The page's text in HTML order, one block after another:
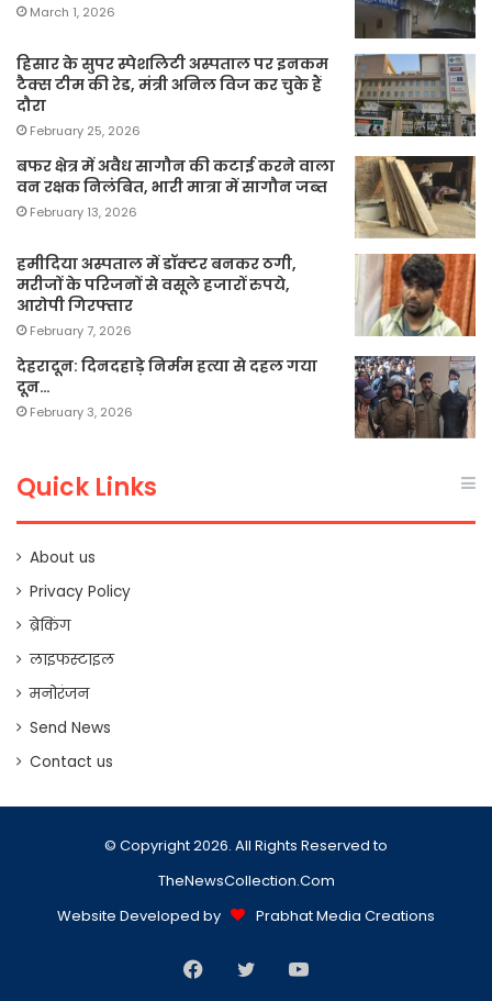
March 1, 2026
हिसार के सुपर स्पेशलिटी अस्पताल पर इनकम
टैक्स टीम की रेड, मंत्री अनिल विज कर चुके हैं
दौरा
February 25, 2026
बफर क्षेत्र में अवैध सागौन की कटाई करने वाला
वन रक्षक निलंबित, भारी मात्रा में सागौन जब्त
February 13, 2026
हमीदिया अस्पताल में डॉक्टर बनकर ठगी,
मरीजों के परिजनों से वसूले हजारों रुपये,
आरोपी गिरफ्तार
February 7, 2026
देहरादून: दिनदहाड़े निर्मम हत्या से दहल गया
दून…
February 3, 2026
Quick Links
About us
Privacy Policy
ब्रेकिंग
लाइफस्टाइल
मनोरंजन
Send News
Contact us
© Copyright 2026. All Rights Reserved to
TheNewsCollection.Com
Website Developed by
Prabhat Media Creations
Facebook
TwitterYouTube